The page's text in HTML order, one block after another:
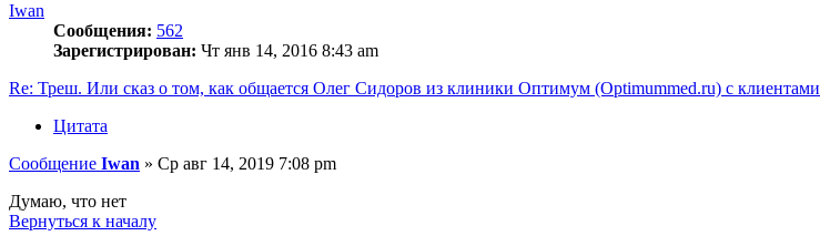
Iwan
Сообщения: 562
Зарегистрирован: Чт янв 14, 2016 8:43 am
Re: Треш. Или сказ о том, как общается Олег Сидоров из клиники Оптимум (Optimummed.ru) с клиентами
Цитата
Сообщение Iwan » Ср авг 14, 2019 7:08 pm
Думаю, что нет
Вернуться к началу